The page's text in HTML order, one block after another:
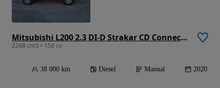
Mitsubishi L200 2.3 DI-D Strakar CD Connect Edition 4WD
2268 cm3 • 150 cv
38 000 km Diesel Manual 2020